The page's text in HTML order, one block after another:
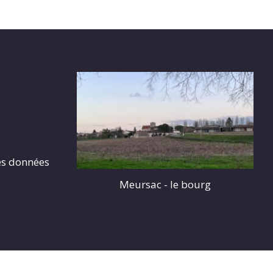
données
Meursac - le bourg